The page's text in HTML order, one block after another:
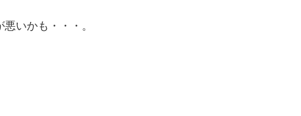
悪いかも・・・。